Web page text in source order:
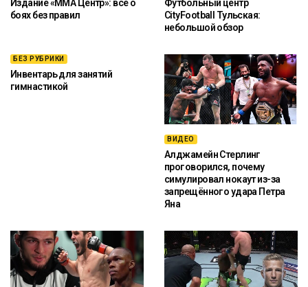
Издание «ММА Центр»: всё о
боях без правил
Футбольный центр
CityFootball Тульская:
небольшой обзор
БЕЗ РУБРИКИ
Инвентарь для занятий
гимнастикой
ВИДЕО
Алджамейн Стерлинг
проговорился, почему
симулировал нокаут из-за
запрещённого удара Петра
Яна